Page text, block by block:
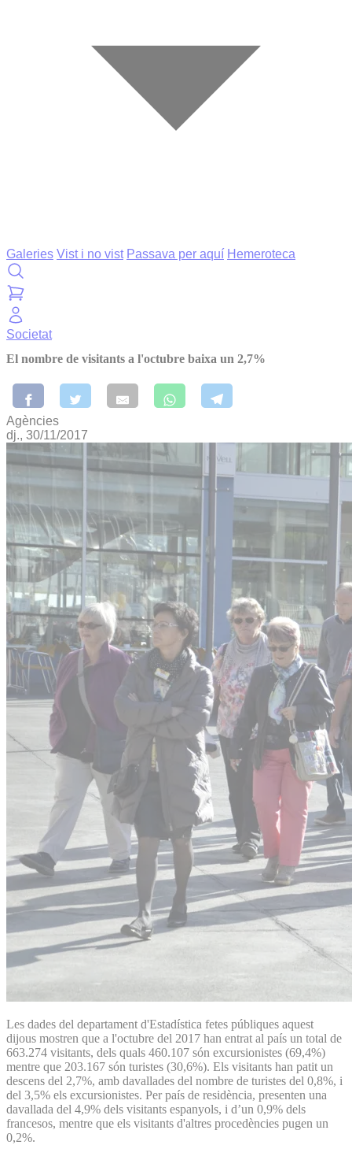
Galeries Vist i no vist Passava per aquí Hemeroteca
Societat
El nombre de visitants a l'octubre baixa un 2,7%
Agències
dj., 30/11/2017
Les dades del departament d'Estadística fetes públiques aquest
dijous mostren que a l'octubre del 2017 han entrat al país un total de
663.274 visitants, dels quals 460.107 són excursionistes (69,4%)
mentre que 203.167 són turistes (30,6%). Els visitants han patit un
descens del 2,7%, amb davallades del nombre de turistes del 0,8%, i
del 3,5% els excursionistes. Per país de residència, presenten una
davallada del 4,9% dels visitants espanyols, i d’un 0,9% dels
francesos, mentre que els visitants d'altres procedències pugen un
0,2%.